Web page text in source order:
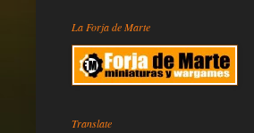
La Forja de Marte
Translate